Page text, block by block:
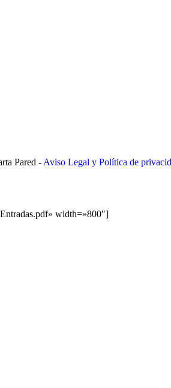
Pared - Aviso Legal y Política de
width=»800″]